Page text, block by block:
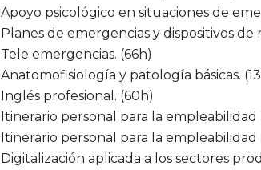
Apoyo psicológico en situaciones de
Planes de emergencias y dispositivos de
Tele emergencias. (66h)
Anatomofisiología y patología básicas.
Inglés profesional. (60h)
Itinerario personal para la empleabilidad
Itinerario personal para la empleabilidad
Digitalización aplicada a los sectores